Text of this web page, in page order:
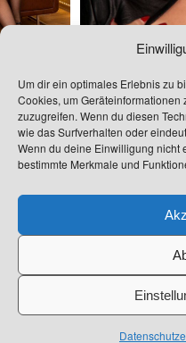
Um dir ein optimales Erlebnis zu
Cookies, um
zuzugreifen. Wenn du diesen
wie das Surfverhalten oder
Wenn du deine Einwilligung nicht
bestimmte Merkmale und